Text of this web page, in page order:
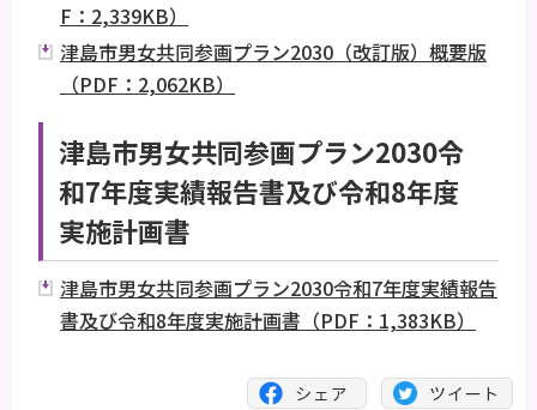
F：2,339KB）
津島市男女共同参画プラン2030（改訂版）概要版
（PDF：2,062KB）
津島市男女共同参画プラン2030令
和7年度実績報告書及び令和8年度
実施計画書
津島市男女共同参画プラン2030令和7年度実績報告
書及び令和8年度実施計画書（PDF：1,383KB）